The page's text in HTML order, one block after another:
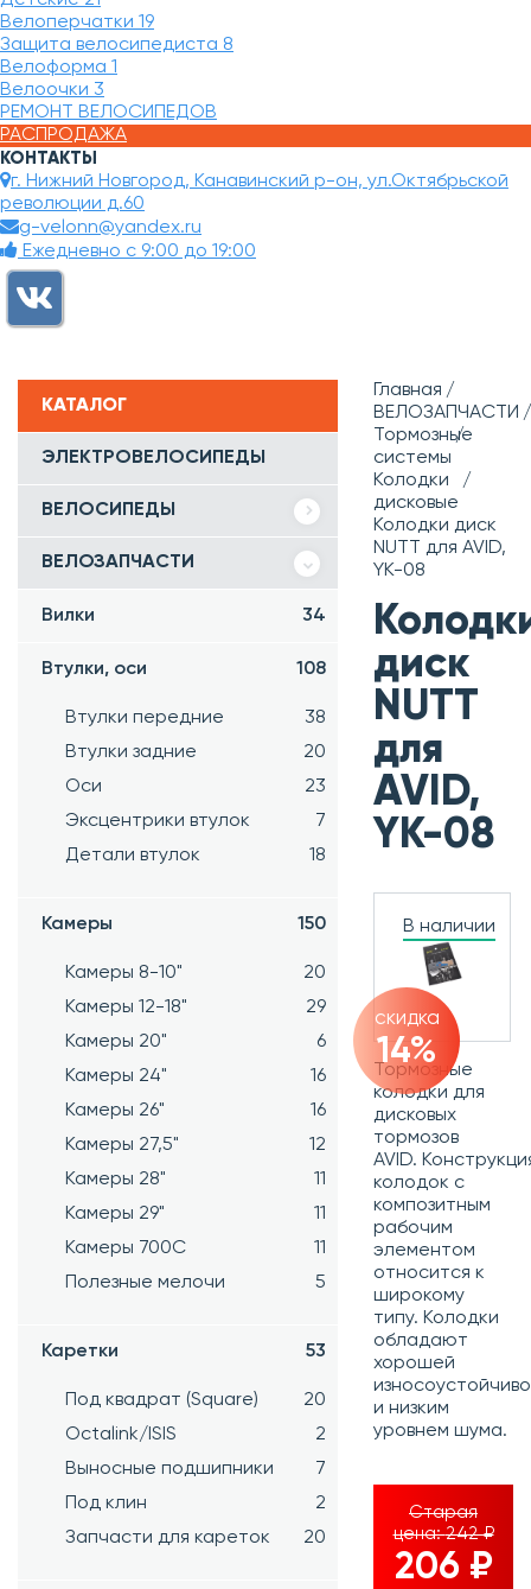
Велоперчатки 19
Защита велосипедиста 8
Велоформа 1
Велоочки 3
РЕМОНТ ВЕЛОСИПЕДОВ
РАСПРОДАЖА
КОНТАКТЫ
г. Нижний Новгород, Канавинский р-он, ул.Октябрьской
революции д.60
g-velonn@yandex.ru
Ежедневно с 9:00 до 19:00
КАТАЛОГ
ЭЛЕКТРОВЕЛОСИПЕДЫ
ВЕЛОСИПЕДЫ
ВЕЛОЗАПЧАСТИ
Вилки 34
Втулки, оси 108
Втулки передние
38
Втулки задние
20
Оси
23
Эксцентрики втулок
7
Детали втулок
18
Камеры 150
Камеры 8-10"
20
Камеры 12-18"
29
Камеры 20"
6
Камеры 24"
16
Камеры 26"
16
Камеры 27,5"
12
Камеры 28"
11
Камеры 29"
11
Камеры 700C
11
Полезные мелочи
5
Каретки 53
Под квадрат (Square)
20
Octalink/ISIS
2
Выносные подшипники
7
Под клин
2
Запчасти для кареток
20
Главная
ВЕЛОЗАПЧАСТИ
Тормозные
системы
Колодки
дисковые
Колодки диск
NUTT для AVID,
YK-08
диск
NUTT
для
AVID,
YK-08
В наличии
скидка
14%
Тормозные
колодки для
дисковых
тормозов
AVID.
колодок с
композитным
рабочим
элементом
относится к
широкому
типу. Колодки
обладают
хорошей
и низким
уровнем шума.
Старая
цена:242 ₽
206 ₽